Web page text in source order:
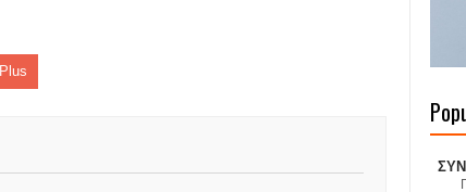
της Λίμνης Πλαστήρα από Ιταλούς και Γερμανούς
απο τον Δομοκό που κυριαρχούν στο Παγκόσμιο